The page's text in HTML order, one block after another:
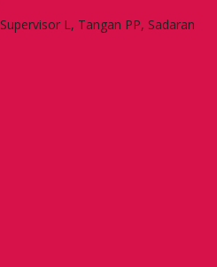
L, Tangan PP, Sadaran